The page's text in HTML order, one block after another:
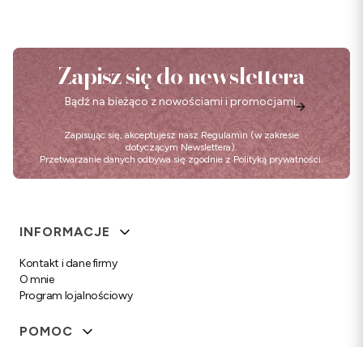
Zapisz się do newslettera
Bądź na bieżąco z nowościami i promocjami.
Zapisując się, akceptujesz nasz Regulamin (w zakresie
dotyczącym Newslettera).
Przetwarzanie danych odbywa się zgodnie z Polityką prywatności.
Linki w stopce
INFORMACJE
Kontakt i dane firmy
O mnie
Program lojalnościowy
POMOC